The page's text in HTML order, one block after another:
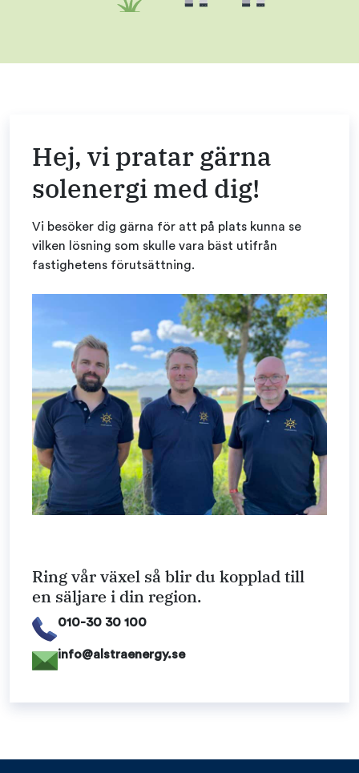
Hej, vi pratar gärna
solenergi med dig!
Vi besöker dig gärna för att på plats kunna se
vilken lösning som skulle vara bäst utifrån
fastighetens förutsättning.
Ring vår växel så blir du kopplad till
en säljare i din region.
010-30 30 100
info@alstraenergy.se